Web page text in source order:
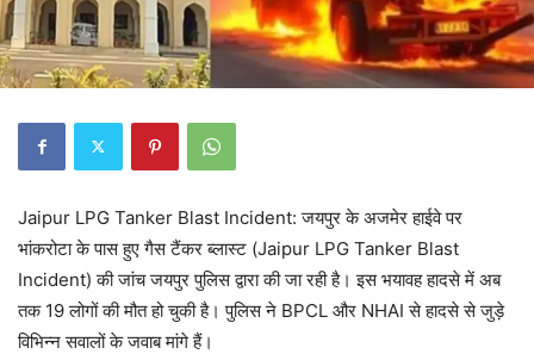
Jaipur LPG Tanker Blast Incident: जयपुर के अजमेर हाईवे पर
भांकरोटा के पास हुए गैस टैंकर ब्लास्ट (Jaipur LPG Tanker Blast
Incident) की जांच जयपुर पुलिस द्वारा की जा रही है। इस भयावह हादसे में अब
तक 19 लोगों की मौत हो चुकी है। पुलिस ने BPCL और NHAI से हादसे से जुड़े
विभिन्न सवालों के जवाब मांगे हैं।